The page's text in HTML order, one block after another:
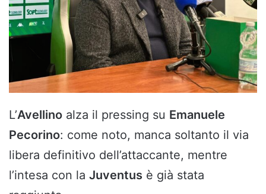
L’Avellino alza il pressing su Emanuele
Pecorino: come noto, manca soltanto il via
libera definitivo dell’attaccante, mentre
l’intesa con la Juventus è già stata